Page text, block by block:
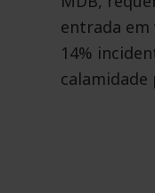
entrada em
14%